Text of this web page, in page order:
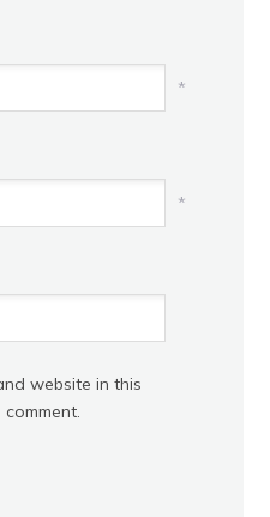
*
*
website in this